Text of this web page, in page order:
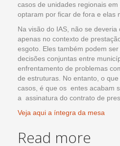
casos de unidades regionais
optaram por ficar de fora e elas
Na visão do IAS, não se
apenas no contexto de
esgoto. Eles também podem
decisões conjuntas entre
enfrentamento de problemas
de estruturas. No entanto, o
casos, é que os entes acabam
a assinatura do contrato de
Veja aqui a íntegra da mesa
Read more